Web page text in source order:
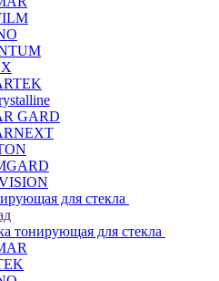
GARD
для стекла
тонирующая для стекла